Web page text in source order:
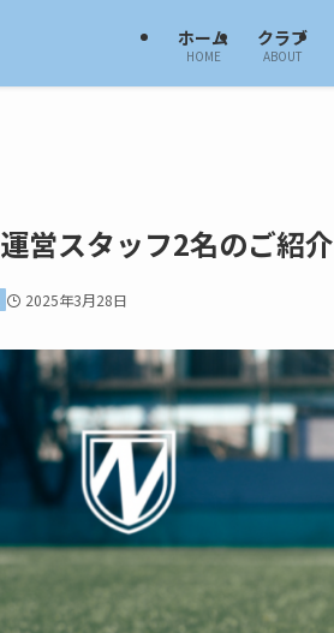
ホーム
HOME
クラブ
ABOUT
運営スタッフ2名のご紹介
2025年3月28日